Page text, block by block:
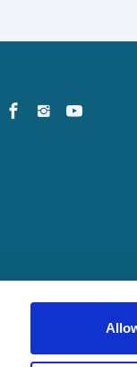
Yamarin in
Yamarin in